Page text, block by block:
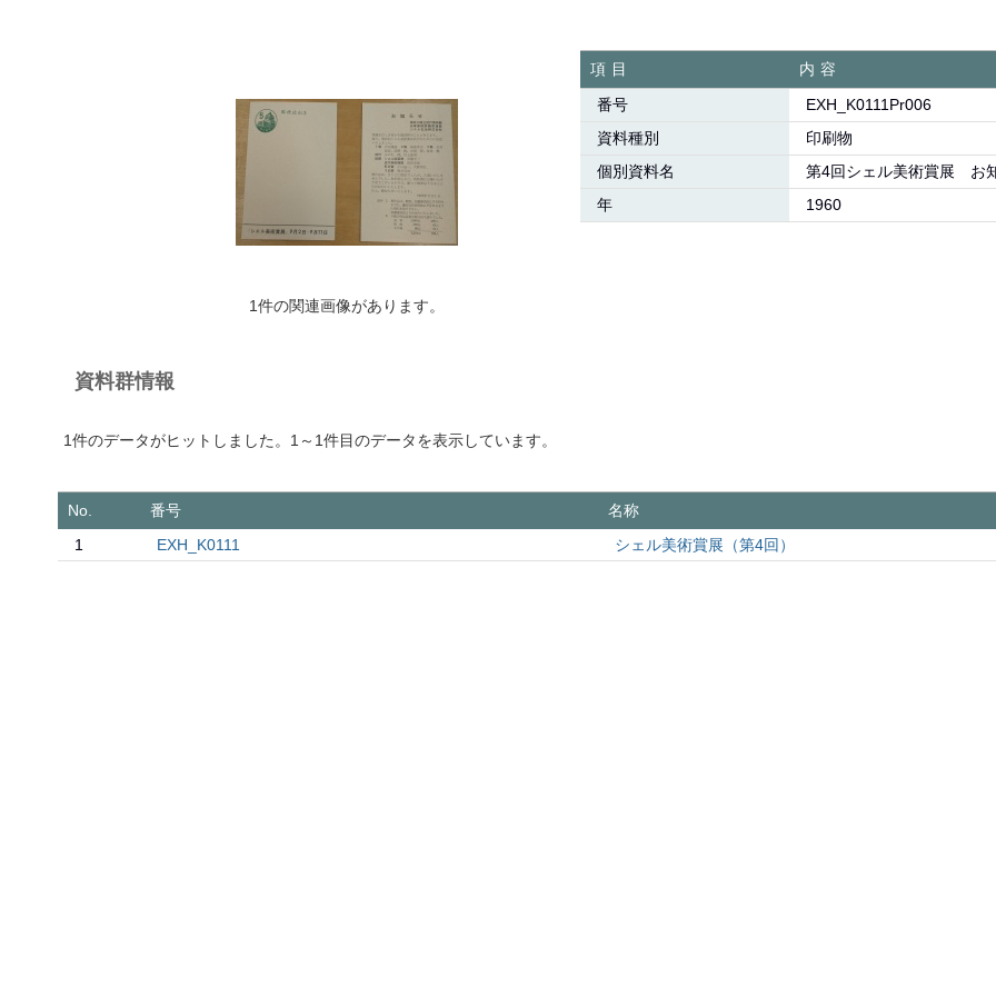
1件の関連画像があります。
項目
内容
番号
EXH_K0111Pr006
資料種別
印刷物
個別資料名
第4回シェル美術賞展 お
年
1960
資料群情報
1件のデータがヒットしました。1～1件目のデータを表示しています。
No. 番号
名称
1
EXH_K0111 シェル美術賞展（第4回）